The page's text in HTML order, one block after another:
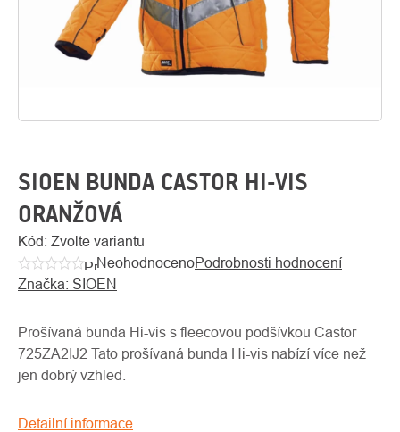
SIOEN BUNDA CASTOR HI-VIS
ORANŽOVÁ
Kód: Zvolte variantu
Průměrné
hodnocení
je
0,0
z
hvězdiček.
NeohodnocenoPodrobnosti hodnocení
Značka: SIOEN
Prošívaná bunda Hi-vis s fleecovou podšívkou Castor
725ZA2IJ2 Tato prošívaná bunda Hi-vis nabízí více než
jen dobrý vzhled.
Detailní informace